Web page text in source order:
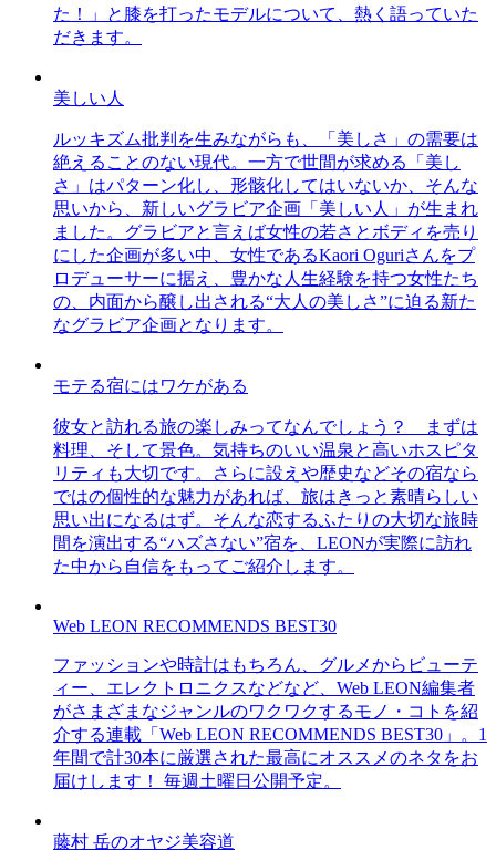
た！」と膝を打ったモデルについて、熱く語っていた
だきます。
美しい人
ルッキズム批判を生みながらも、「美しさ」の需要は
絶えることのない現代。一方で世間が求める「美し
さ」はパターン化し、形骸化してはいないか、そんな
思いから、新しいグラビア企画「美しい人」が生まれ
ました。グラビアと言えば女性の若さとボディを売り
にした企画が多い中、女性であるKaori Oguriさんをプ
ロデューサーに据え、豊かな人生経験を持つ女性たち
の、内面から醸し出される“大人の美しさ”に迫る新た
なグラビア企画となります。
モテる宿にはワケがある
彼女と訪れる旅の楽しみってなんでしょう？ まずは
料理、そして景色。気持ちのいい温泉と高いホスピタ
リティも大切です。さらに設えや歴史などその宿なら
ではの個性的な魅力があれば、旅はきっと素晴らしい
思い出になるはず。そんな恋するふたりの大切な旅時
間を演出する“ハズさない”宿を、LEONが実際に訪れ
た中から自信をもってご紹介します。
Web LEON RECOMMENDS BEST30
ファッションや時計はもちろん、グルメからビューテ
ィー、エレクトロニクスなどなど、Web LEON編集者
がさまざまなジャンルのワクワクするモノ・コトを紹
介する連載「Web LEON RECOMMENDS BEST30」。1
年間で計30本に厳選された最高にオススメのネタをお
届けします！ 毎週土曜日公開予定。
藤村 岳のオヤジ美容道